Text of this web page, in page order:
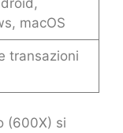
macOS
transazioni
(600X) si